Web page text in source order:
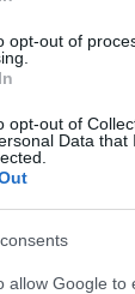
opt-out of
opt-out of
Data that
allow Google to
al usuario.